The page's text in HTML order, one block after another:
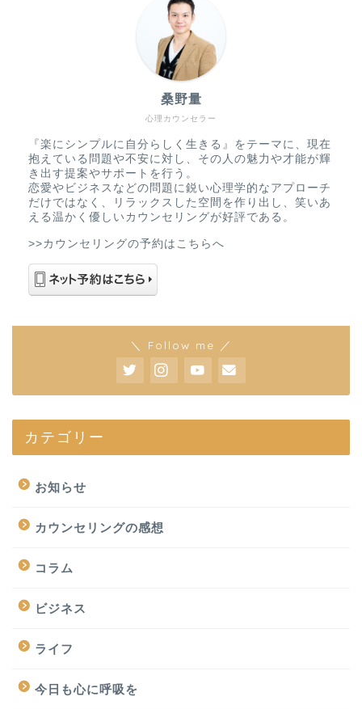
心理カウンセラー
桑野量
『楽にシンプルに自分らしく生きる』をテーマに、現在
抱えている問題や不安に対し、その人の魅力や才能が輝
き出す提案やサポートを行う。
恋愛やビジネスなどの問題に鋭い心理学的なアプローチ
だけではなく、リラックスした空間を作り出し、笑いあ
える温かく優しいカウンセリングが好評である。
>>カウンセリングの予約はこちらへ
＼ Follow me ／
カテゴリー
お知らせ
カウンセリングの感想
コラム
ビジネス
ライフ
今日も心に呼吸を